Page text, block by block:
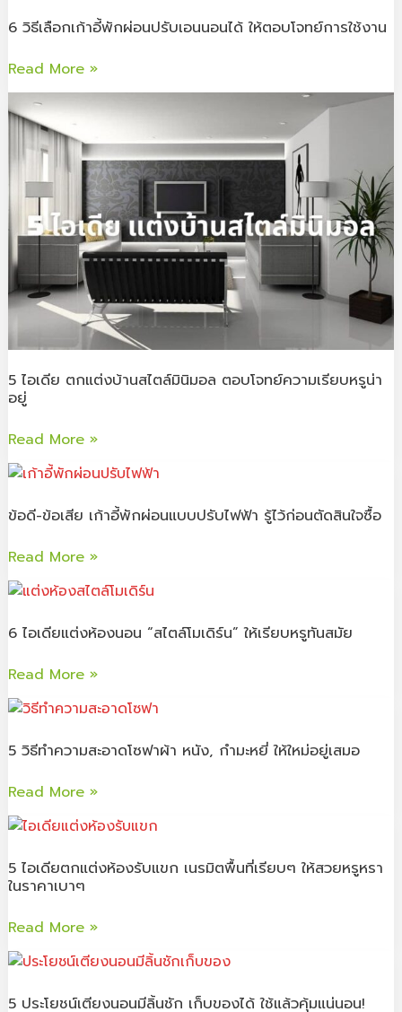
นอน
ลิ้น
ชัก
แบบ
ดี
กว่า?
6 วิธีเลือกเก้าอี้พักผ่อนปรับเอนนอนได้ ให้ตอบโจทย์การใช้งาน
เลือก
พัก
ผ่อน
ปรับ
นอน
ให้
ตอบ
โจทย์
การ
ใช้
Read More »
5 ไอเดีย ตกแต่งบ้านสไตล์มินิมอล ตอบโจทย์ความเรียบหรูน่า
อยู่
ไอ
เดีย
ตกแต่ง
บ้าน
สไตล์
มิ
นิ
มอล
ตอบ
ความ
เรียบ
หรู
อยู่
Read More »
ข้อดี-ข้อเสีย เก้าอี้พักผ่อนแบบปรับไฟฟ้า รู้ไว้ก่อนตัดสินใจซื้อ
ข้อดี-
เสีย
พัก
ผ่อน
ปรับ
รู้
ไว้
ก่อน
ตัดสิน
ซื้อ
Read More »
6 ไอเดียแต่งห้องนอน “สไตล์โมเดิร์น” ให้เรียบหรูทันสมัย
6
เดีย
ห้อง
นอน
โม
ให้
เรียบ
หรู
ทัน
สมัย
Read More »
5 วิธีทําความสะอาดโซฟาผ้า หนัง, กํามะหยี่ ให้ใหม่อยู่เสมอ
5
ทํา
สะอาด
โซฟา
หนัง,
กํา
หยี่
ให้
อยู่
Read More »
5 ไอเดียตกแต่งห้องรับแขก เนรมิตพื้นที่เรียบๆ ให้สวยหรูหรา
ในราคาเบาๆ
5
เดีย
ตกแต่ง
รับแขก
เนรมิต
เรียบๆ
Read More »
5 ประโยชน์เตียงนอนมีลิ้นชัก เก็บของได้ ใช้แล้วคุ้มแน่นอน!
5
เตียง